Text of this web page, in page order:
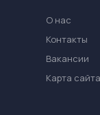
О нас
Контакты
Вакансии
Карта сайта